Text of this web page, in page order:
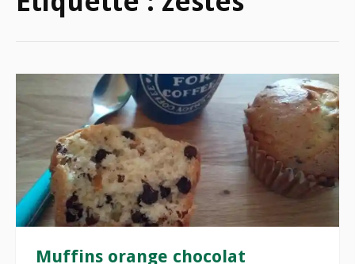
Muffins orange chocolat